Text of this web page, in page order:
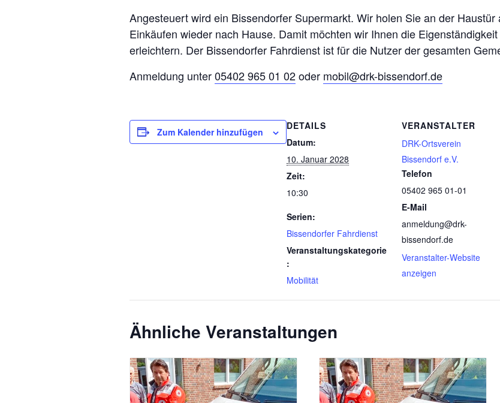
Angesteuert wird ein Bissendorfer Supermarkt. Wir holen Sie an der
Einkäufen wieder nach Hause. Damit möchten wir Ihnen die
erleichtern. Der Bissendorfer Fahrdienst ist für die Nutzer der gesamten
Anmeldung unter05402 965 01 02oder mobil@drk-bissendorf.de
Zum Kalender hinzufügen
DETAILS
Datum:
10. Januar 2028
Zeit:
10:30
Serien:
Bissendorfer Fahrdienst
Veranstaltungskategorie
:
Mobilität
VERANSTALTER
DRK-Ortsverein
Bissendorf e.V.
Telefon
05402 965 01-01
E-Mail
anmeldung@drk-
bissendorf.de
Veranstalter-Website
anzeigen
Ähnliche Veranstaltungen